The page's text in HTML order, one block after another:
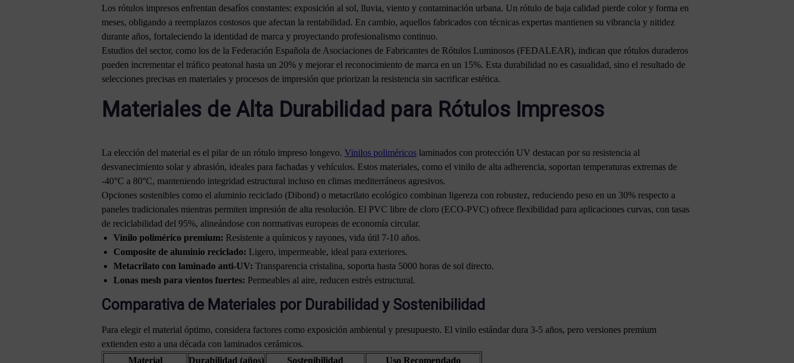
Los rótulos impresos enfrentan desafíos constantes: exposición al sol, lluvia, viento y contaminación urbana. Un rótulo de baja calidad pierde color y forma en
meses, obligando a reemplazos costosos que afectan la rentabilidad. En cambio, aquellos fabricados con técnicas expertas mantienen su vibrancia y nitidez
durante años, fortaleciendo la identidad de marca y proyectando profesionalismo continuo.
Estudios del sector, como los de la Federación Española de Asociaciones de Fabricantes de Rótulos Luminosos (FEDALEAR), indican que rótulos duraderos
pueden incrementar el tráfico peatonal hasta un 20% y mejorar el reconocimiento de marca en un 15%. Esta durabilidad no es casualidad, sino el resultado de
selecciones precisas en materiales y procesos de impresión que priorizan la resistencia sin sacrificar estética.
Materiales de Alta Durabilidad para Rótulos Impresos
La elección del material es el pilar de un rótulo impreso longevo. Vinilos poliméricos laminados con protección UV destacan por su resistencia al
desvanecimiento solar y abrasión, ideales para fachadas y vehículos. Estos materiales, como el vinilo de alta adherencia, soportan temperaturas extremas de
-40°C a 80°C, manteniendo integridad estructural incluso en climas mediterráneos agresivos.
Opciones sostenibles como el aluminio reciclado (Dibond) o metacrilato ecológico combinan ligereza con robustez, reduciendo peso en un 30% respecto a
paneles tradicionales mientras permiten impresión de alta resolución. El PVC libre de cloro (ECO-PVC) ofrece flexibilidad para aplicaciones curvas, con tasas
de reciclabilidad del 95%, alineándose con normativas europeas de economía circular.
Vinilo polimérico premium: Resistente a químicos y rayones, vida útil 7-10 años.
Composite de aluminio reciclado: Ligero, impermeable, ideal para exteriores.
Metacrilato con laminado anti-UV: Transparencia cristalina, soporta hasta 5000 horas de sol directo.
Lonas mesh para vientos fuertes: Permeables al aire, reducen estrés estructural.
Comparativa de Materiales por Durabilidad y Sostenibilidad
Para elegir el material óptimo, considera factores como exposición ambiental y presupuesto. El vinilo estándar dura 3-5 años, pero versiones premium
extienden esto a una década con laminados cerámicos.
Material
Durabilidad (años) Sostenibilidad
Uso Recomendado